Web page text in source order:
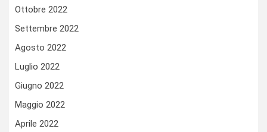
Ottobre 2022
Settembre 2022
Agosto 2022
Luglio 2022
Giugno 2022
Maggio 2022
Aprile 2022